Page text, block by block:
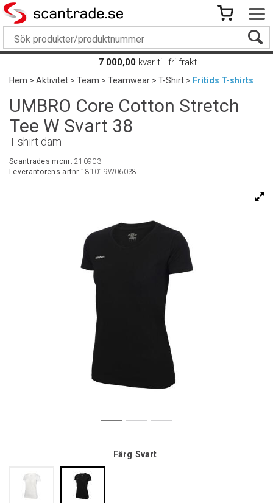
7 000,00 kvar till fri frakt
Hem>Aktivitet>Team>Teamwear>T-Shirt> Fritids T-shirts
UMBRO Core Cotton Stretch
Tee W Svart 38
T-shirt dam
Scantrades mcnr:210903
Leverantörens artnr:181019W06038
Färg Svart